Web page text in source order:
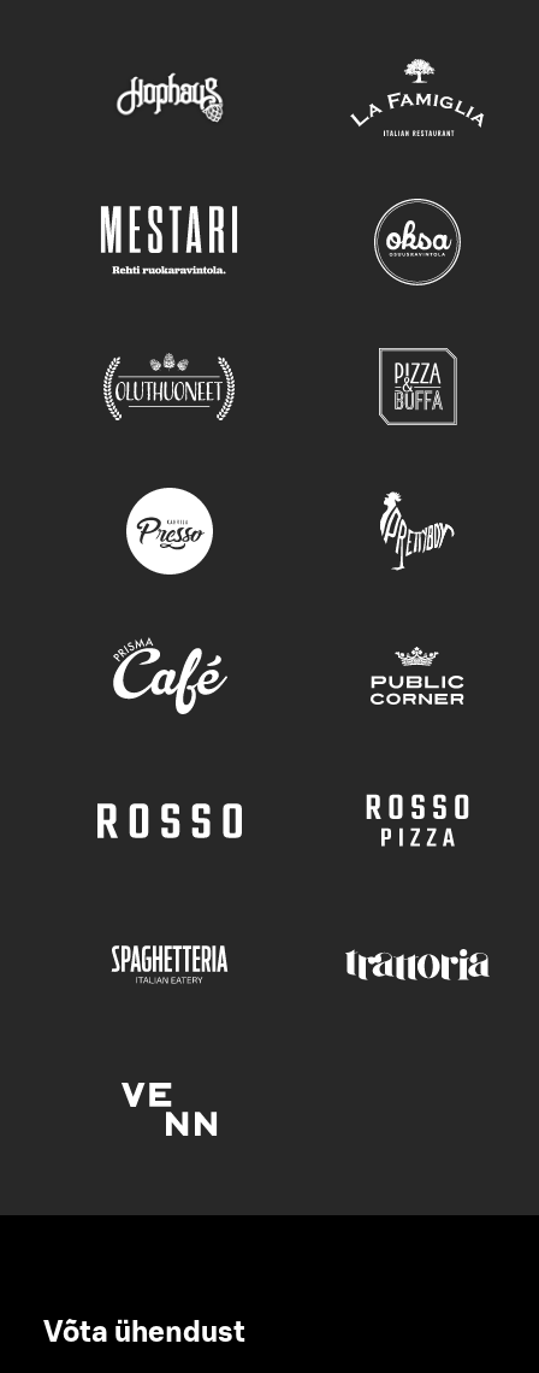
Võta ühendust